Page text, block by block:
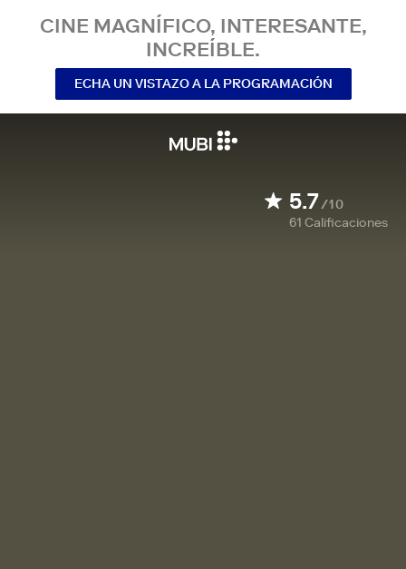
CINE MAGNÍFICO, INTERESANTE,
INCREÍBLE.
ECHA UN VISTAZO A LA PROGRAMACIÓN
5.7/10
61 Calificaciones